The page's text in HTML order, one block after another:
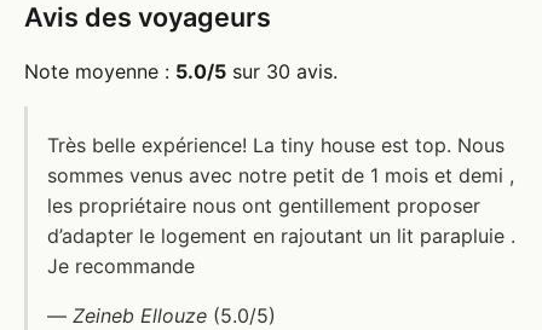
Avis des voyageurs
Note moyenne : 5.0/5 sur 30 avis.
Très belle expérience! La tiny house est top. Nous
sommes venus avec notre petit de 1 mois et demi ,
les propriétaire nous ont gentillement proposer
d’adapter le logement en rajoutant un lit parapluie .
Je recommande
— Zeineb Ellouze (5.0/5)